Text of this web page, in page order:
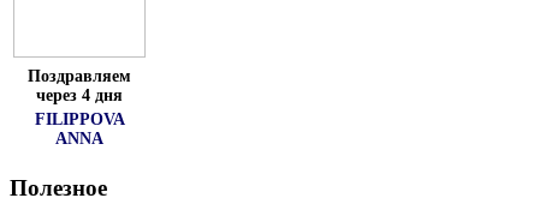
Поздравляем
через 4 дня
FILIPPOVA
ANNA
Полезное